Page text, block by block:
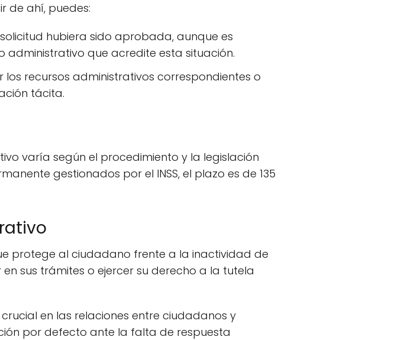
de ahí, puedes:
hubiera sido aprobada, aunque es
que acredite esta situación.
los recursos administrativos correspondientes o
tácita.
varía según el procedimiento y la legislación
gestionados por el INSS, el plazo es de 135
protege al ciudadano frente a la inactividad de
sus trámites o ejercer su derecho a la tutela
en las relaciones entre ciudadanos y
por defecto ante la falta de respuesta